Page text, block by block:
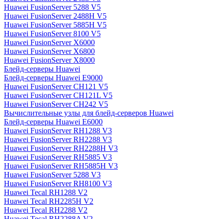
Huawei FusionServer 5288 V5
Huawei FusionServer 2488H V5
Huawei FusionServer 5885H V5
Huawei FusionServer 8100 V5
Huawei FusionServer X6000
Huawei FusionServer X6800
Huawei FusionServer X8000
Блейд-серверы Huawei
Блейд-серверы Huawei E9000
Huawei FusionServer CH121 V5
Huawei FusionServer CH121L V5
Huawei FusionServer CH242 V5
Вычислительные узлы для блейд-серверов Huawei
Блейд-серверы Huawei E6000
Huawei FusionServer RH1288 V3
Huawei FusionServer RH2288 V3
Huawei FusionServer RH2288H V3
Huawei FusionServer RH5885 V3
Huawei FusionServer RH5885H V3
Huawei FusionServer 5288 V3
Huawei FusionServer RH8100 V3
Huawei Tecal RH1288 V2
Huawei Tecal RH2285H V2
Huawei Tecal RH2288 V2